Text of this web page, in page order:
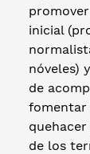
inicial
nóveles)
de
fomentar
de los